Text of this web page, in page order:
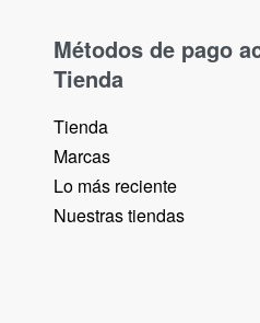
Métodos de pago
Tienda
Tienda
Marcas
Lo más reciente​
Nuestras tiendas​